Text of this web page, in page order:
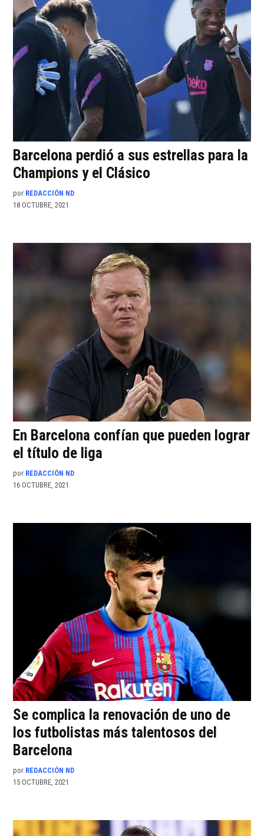
Barcelona perdió a sus estrellas para la
Champions y el Clásico
por REDACCIÓN ND
18 OCTUBRE, 2021
En Barcelona confían que pueden lograr
el título de liga
por REDACCIÓN ND
16 OCTUBRE, 2021
Se complica la renovación de uno de
los futbolistas más talentosos del
Barcelona
por REDACCIÓN ND
15 OCTUBRE, 2021